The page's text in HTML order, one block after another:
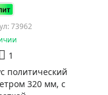
73962
1
политический
320 мм, с